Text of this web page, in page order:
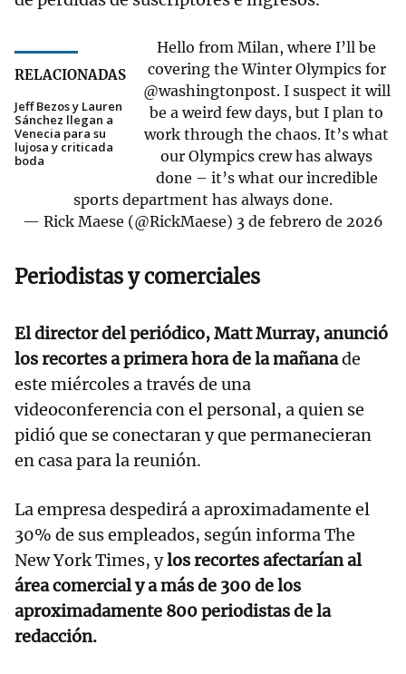
RELACIONADAS
Jeff Bezos y Lauren
Sánchez llegan a
Venecia para su
lujosa y criticada
boda
Hello from Milan, where I’ll be
covering the Winter Olympics for
@washingtonpost. I suspect it will
be a weird few days, but I plan to
work through the chaos. It’s what
our Olympics crew has always
done – it’s what our incredible
sports department has always done.
— Rick Maese (@RickMaese) 3 de febrero de 2026
Periodistas y comerciales
El director del periódico, Matt Murray, anunció
los recortes a primera hora de la mañanade
este miércoles a través de una
videoconferencia con el personal, a quien se
pidió que se conectaran y que permanecieran
en casa para la reunión.
La empresa despedirá a aproximadamente el
30% de sus empleados, según informa The
New York Times, ylos recortes afectarían al
área comercial y a más de 300 de los
aproximadamente 800 periodistas de la
redacción.